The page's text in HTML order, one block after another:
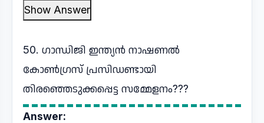
Show Answer
50. ഗാന്ധിജി ഇന്ത്യൻ നാഷണൽ
കോൺഗ്രസ് പ്രസിഡണ്ടായി
തിരഞ്ഞെടുക്കപ്പെട്ട സമ്മേളനം???
Answer: